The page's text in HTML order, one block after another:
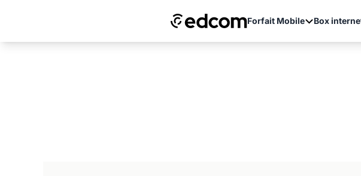
Forfait Mobile Box